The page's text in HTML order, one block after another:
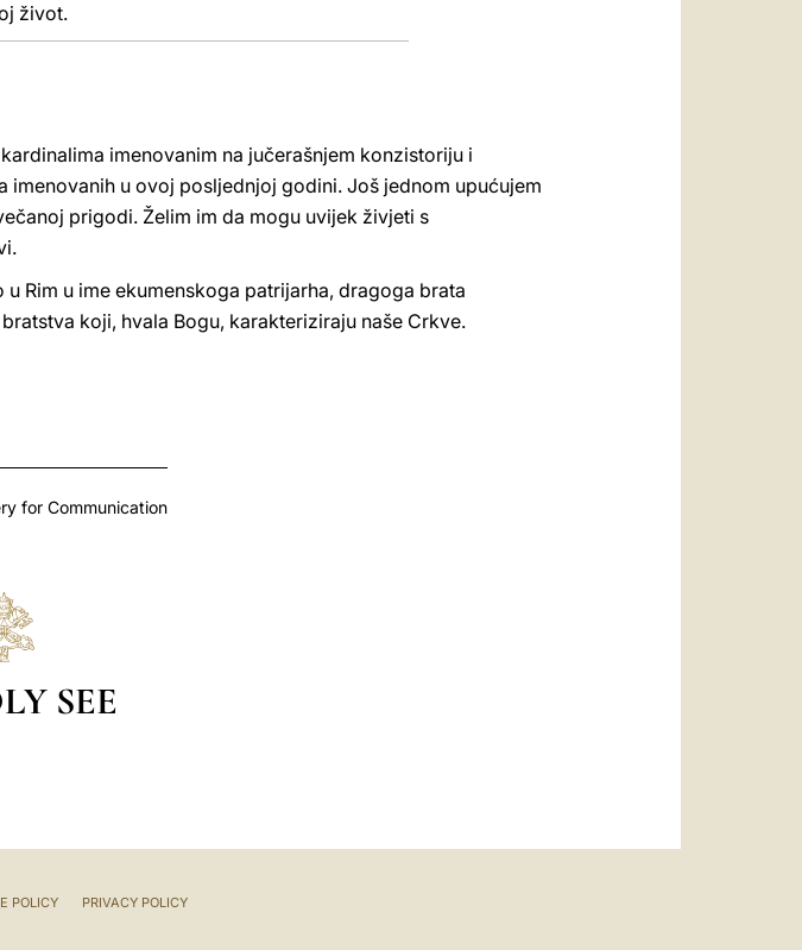
život.
imenovanim na jučerašnjem konzistoriju i
u ovoj posljednjoj godini. Još jednom upućujem
prigodi. Želim im da mogu uvijek živjeti s
Rim u ime ekumenskoga patrijarha, dragoga brata
koji, hvala Bogu, karakteriziraju naše Crkve.
for Communication
SEE
POLICY PRIVACY POLICY